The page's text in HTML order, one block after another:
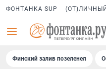
ФОНТАНКА SUP
Финский залив позеленел